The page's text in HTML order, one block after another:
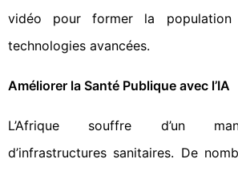
vidéo pour former la population
technologies avancées.
Améliorer la Santé Publique avec l’IA
L’Afrique souffre d’un
d’infrastructures sanitaires. De